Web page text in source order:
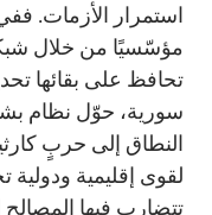
استمرار الأزمات.
مؤسّسيًا من خلال
تحافظ على بقائها
سورية، حوّل نظام
النطاق إلى حربٍ
لقوى إقليمية ودولية
تتضارب فيها